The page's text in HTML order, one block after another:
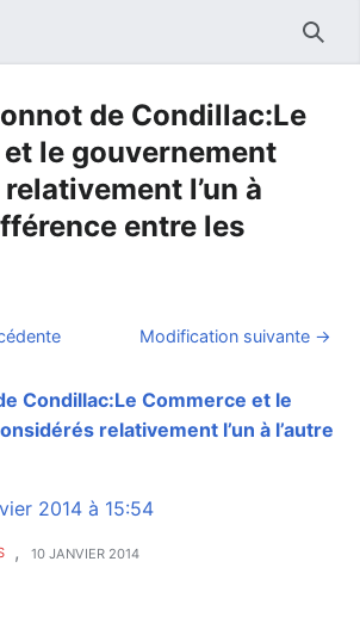
de Condillac:Le
le gouvernement
l’un à
entre les
Modification suivante →
Condillac:Le Commerce et le
relativement l’un à l’autre
2014 à 15:54
, 10 JANVIER 2014